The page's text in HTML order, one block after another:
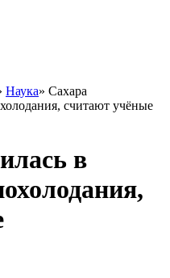
Наука» Сахара
считают учёные
в